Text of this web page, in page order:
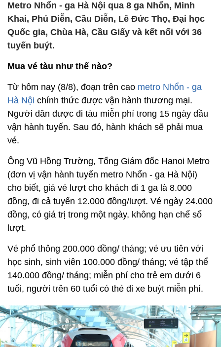
Metro Nhổn - ga Hà Nội qua 8 ga Nhổn, Minh
Khai, Phú Diễn, Cầu Diễn, Lê Đức Thọ, Đại học
Quốc gia, Chùa Hà, Cầu Giấy và kết nối với 36
tuyến buýt.
Mua vé tàu như thế nào?
Từ hôm nay (8/8), đoạn trên cao metro Nhổn - ga
Hà Nội chính thức được vận hành thương mại.
Người dân được đi tàu miễn phí trong 15 ngày đầu
vận hành tuyến. Sau đó, hành khách sẽ phải mua
vé.
Ông Vũ Hồng Trường, Tổng Giám đốc Hanoi Metro
(đơn vị vận hành tuyến metro Nhổn - ga Hà Nội)
cho biết, giá vé lượt cho khách đi 1 ga là 8.000
đồng, đi cả tuyến 12.000 đồng/lượt. Vé ngày 24.000
đồng, có giá trị trong một ngày, không hạn chế số
lượt.
Vé phổ thông 200.000 đồng/ tháng; vé ưu tiên với
học sinh, sinh viên 100.000 đồng/ tháng; vé tập thể
140.000 đồng/ tháng; miễn phí cho trẻ em dưới 6
tuổi, người trên 60 tuổi có thẻ đi xe buýt miễn phí.